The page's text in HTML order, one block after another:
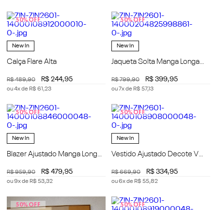
50%OFF
New In
Calça Flare Alta
R$489,90 R$ 244,95
ou4x de R$ 61 ,23
50%OFF
New In
Jaqueta Solta Manga Longa
R$799,90 R$ 399,95
ou7x de R$ 57,13
50%OFF
New In
Blazer Ajustado Manga Longa
R$959,90 R$ 479,95
ou9x de R$ 53,32
50%OFF
New In
Vestido Ajustado Decote V
R$669,90 R$ 334,95
ou6x de R$ 55,82
50% OFF 50%OFF